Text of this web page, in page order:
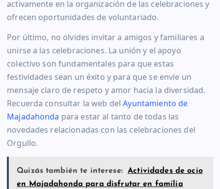
activamente en la organización de las celebraciones y
ofrecen oportunidades de voluntariado.
Por último, no olvides invitar a amigos y familiares a
unirse a las celebraciones. La unión y el apoyo
colectivo son fundamentales para que estas
festividades sean un éxito y para que se envíe un
mensaje claro de respeto y amor hacia la diversidad.
Recuerda consultar la web delAyuntamiento de
Majadahonda para estar al tanto de todas las
novedades relacionadas con las celebraciones del
Orgullo.
Quizás también te interese:
Actividades de ocio
en Majadahonda para disfrutar en familia